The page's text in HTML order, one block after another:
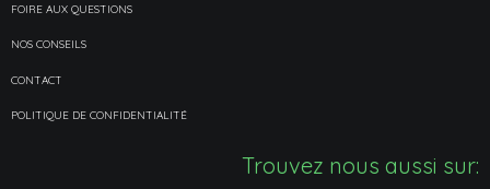
FOIRE AUX QUESTIONS
NOS CONSEILS
CONTACT
POLITIQUE DE CONFIDENTIALITÉ
Trouvez nous aussi sur: